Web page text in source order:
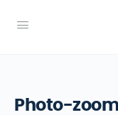
Photo-